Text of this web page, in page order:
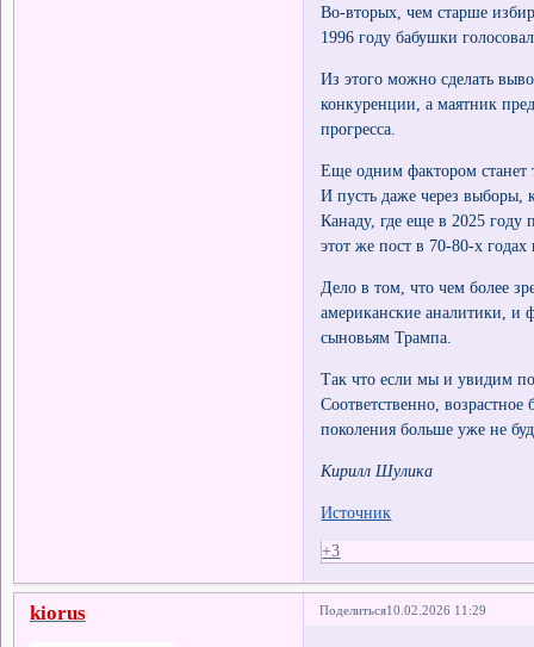
Во-вторых, чем старше
1996 году бабушки
Из этого можно сделать
конкуренции, а маятник
прогресса.
Еще одним фактором станет
И пусть даже через
Канаду, где еще в 2025
этот же пост в 70-80-х
Дело в том, что чем более
американские аналитики,
сыновьям Трампа.
Так что если мы и увидим
Соответственно,
поколения больше уже не
Кирилл Шулика
Источник
+3
Поделиться10.02.2026 11:29
kiorus